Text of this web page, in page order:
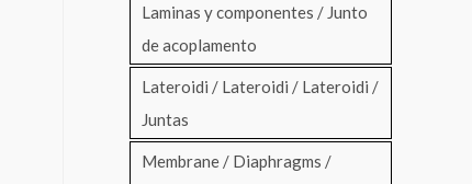
Laminas y componentes / Junto
de acoplamento
Lateroidi / Lateroidi / Lateroidi /
Juntas
Membrane / Diaphragms /